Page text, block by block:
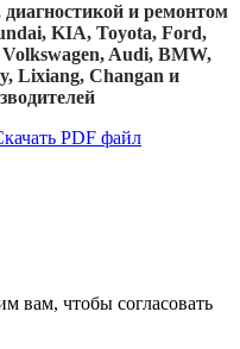
и ремонтом
KIA, Toyota, Ford,
Audi, BMW,
Lixiang, Changan и
PDF файл
вам, чтобы согласовать